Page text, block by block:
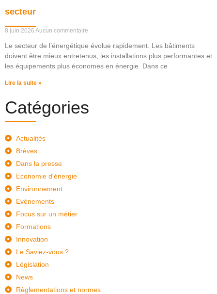
secteur
8 juin 2026 Aucun commentaire
Le secteur de l’énergétique évolue rapidement. Les bâtiments
doivent être mieux entretenus, les installations plus performantes et
les équipements plus économes en énergie. Dans ce
Lire la suite »
Catégories
Actualités
Brèves
Dans la presse
Economie d'énergie
Environnement
Evènements
Focus sur un métier
Formations
Innovation
Le Saviez-vous ?
Législation
News
Règlementations et normes